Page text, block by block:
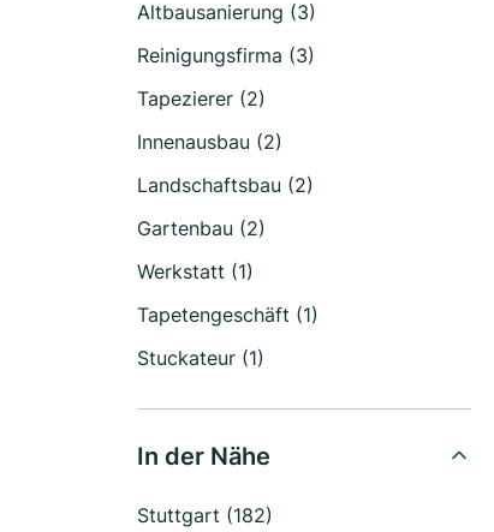
Altbausanierung (3)
Reinigungsfirma (3)
Tapezierer (2)
Innenausbau (2)
Landschaftsbau (2)
Gartenbau (2)
Werkstatt (1)
Tapetengeschäft (1)
Stuckateur (1)
In der Nähe
Stuttgart (182)